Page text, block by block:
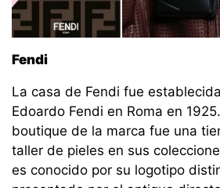
Fendi
La casa de Fendi fue
Edoardo Fendi en Roma en
boutique de la marca fue una
taller de pieles en sus
es conocido por su logotipo